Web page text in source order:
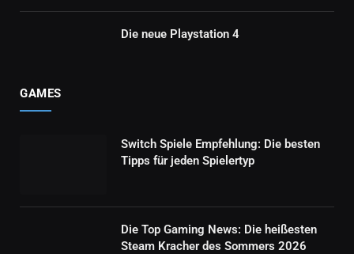
Die neue Playstation 4
GAMES
Switch Spiele Empfehlung: Die besten
Tipps für jeden Spielertyp
Die Top Gaming News: Die heißesten
Steam Kracher des Sommers 2026